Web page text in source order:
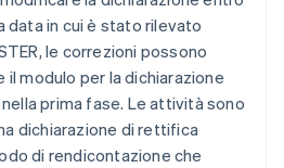
data in cui è stato rilevato
le correzioni possono
modulo per la dichiarazione
prima fase. Le attività sono
dichiarazione di rettifica
di rendicontazione che